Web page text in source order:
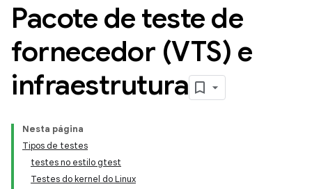
Pacote de teste de
fornecedor (VTS) e
infraestrutura
Nesta página
Tipos de testes
testes no estilo gtest
Testes do kernel do Linux